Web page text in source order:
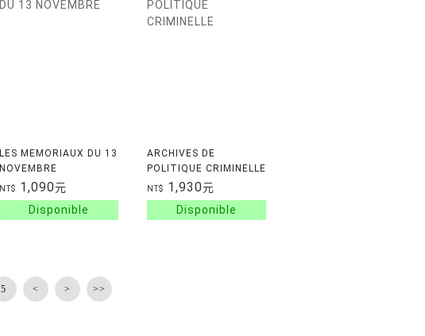
LES MEMORIAUX DU 13
NOVEMBRE
NT$ 1,090元
ARCHIVES DE
POLITIQUE CRIMINELLE
NT$ 1,930元
5 < > >>